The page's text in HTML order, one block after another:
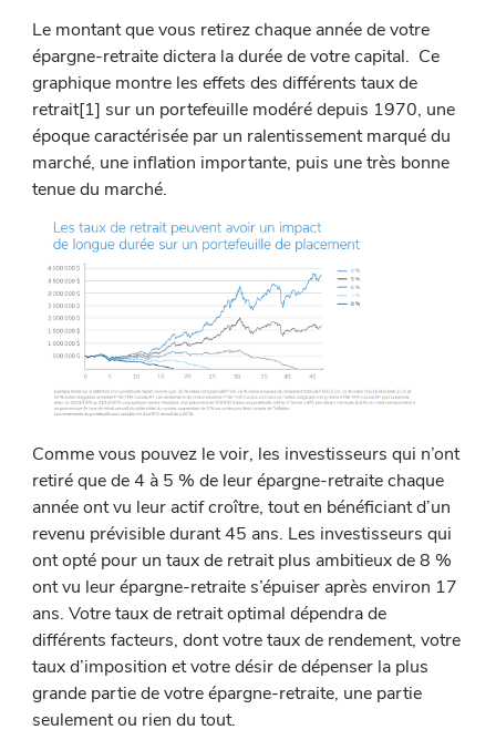
Le montant que vous retirez chaque année de votre
épargne-retraite dictera la durée de votre capital. Ce
graphique montre les effets des différents taux de
retrait[1] sur un portefeuille modéré depuis 1970, une
époque caractérisée par un ralentissement marqué du
marché, une inflation importante, puis une très bonne
tenue du marché.
Comme vous pouvez le voir, les investisseurs qui n’ont
retiré que de 4 à 5 % de leur épargne-retraite chaque
année ont vu leur actif croître, tout en bénéficiant d’un
revenu prévisible durant 45 ans. Les investisseurs qui
ont opté pour un taux de retrait plus ambitieux de 8 %
ont vu leur épargne-retraite s’épuiser après environ 17
ans. Votre taux de retrait optimal dépendra de
différents facteurs, dont votre taux de rendement, votre
taux d’imposition et votre désir de dépenser la plus
grande partie de votre épargne-retraite, une partie
seulement ou rien du tout.